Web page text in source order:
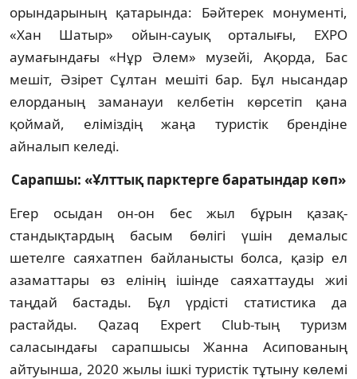
орындарының қатарында: Бәйтерек монументі,
«Хан Шатыр» ойын-сауық орталығы, EXPO
аумағындағы «Нұр Әлем» музейі, Ақорда, Бас
мешіт, Әзірет Сұлтан мешіті бар. Бұл нысандар
елорданың заманауи келбетін көрсетіп қана
қоймай, еліміздің жаңа туристік брендіне
айналып келеді.
Сарапшы: «Ұлттық парктерге баратындар көп»
Егер осыдан он-он бес жыл бұрын қазақ­
стандықтардың басым бөлігі үшін демалыс
шетелге саяхатпен байланысты болса, қазір ел
азаматтары өз елінің ішінде саяхаттауды жиі
таңдай бастады. Бұл үрдісті статистика да
растайды. Qazaq Expert Club-тың туризм
саласындағы сарапшысы Жанна Асипованың
айтуынша, 2020 жылы ішкі туристік тұтыну көлемі